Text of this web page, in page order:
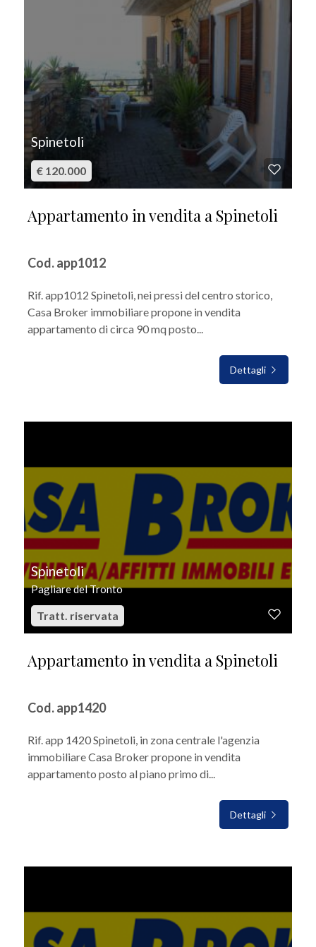
Spinetoli
€ 120.000
Appartamento in vendita a Spinetoli
Cod. app1012
Rif. app1012 Spinetoli, nei pressi del centro storico,
Casa Broker immobiliare propone in vendita
appartamento di circa 90 mq posto...
Dettagli
Spinetoli
Pagliare del Tronto
Tratt. riservata
Appartamento in vendita a Spinetoli
Cod. app1420
Rif. app 1420 Spinetoli, in zona centrale l'agenzia
immobiliare Casa Broker propone in vendita
appartamento posto al piano primo di...
Dettagli